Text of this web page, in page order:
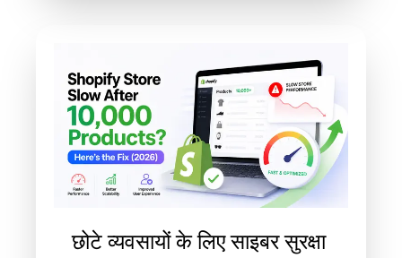
छोटे व्यवसायों के लिए साइबर सुरक्षा